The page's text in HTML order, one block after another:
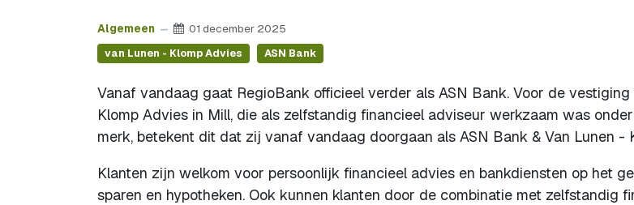
Algemeen 01 december 2025
van Lunen - Klomp Advies ASN Bank
Vanaf vandaag gaat RegioBank officieel verder als ASN Bank. Voor de
Klomp Advies in Mill, die als zelfstandig financieel adviseur werkzaam was
merk, betekent dit dat zij vanaf vandaag doorgaan als ASN Bank & Van Lunen -
Klanten zijn welkom voor persoonlijk financieel advies en bankdiensten op het
sparen en hypotheken. Ook kunnen klanten door de combinatie met zelfstandig